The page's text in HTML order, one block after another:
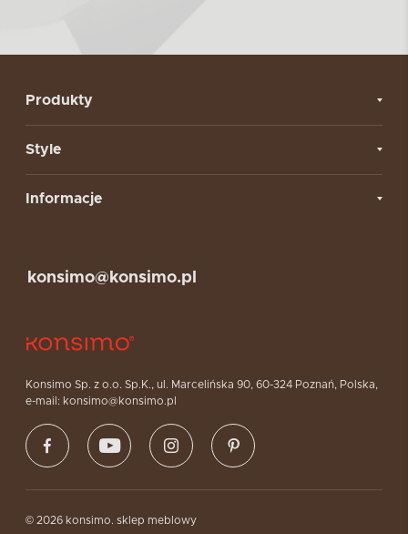
Produkty
Style
Informacje
Konsimo Sp. z o.o. Sp.K., ul. Marcelińska 90, 60-324 Poznań, Polska,
e-mail: konsimo@konsimo.pl
konsimo@konsimo.pl
© 2026 konsimo. sklep meblowy